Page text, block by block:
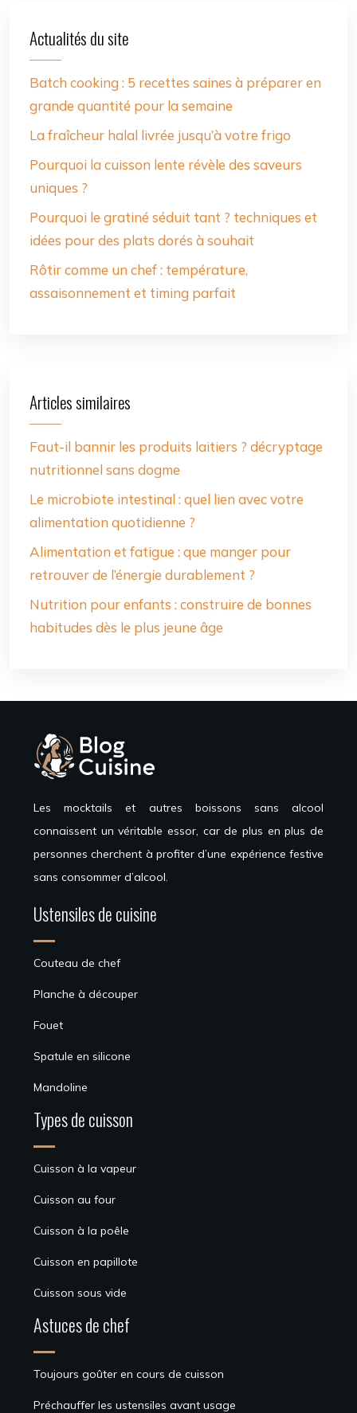
Actualités du site
Batch cooking : 5 recettes saines à préparer en
grande quantité pour la semaine
La fraîcheur halal livrée jusqu’à votre frigo
Pourquoi la cuisson lente révèle des saveurs
uniques ?
Pourquoi le gratiné séduit tant ? techniques et
idées pour des plats dorés à souhait
Rôtir comme un chef : température,
assaisonnement et timing parfait
Articles similaires
Faut-il bannir les produits laitiers ? décryptage
nutritionnel sans dogme
Le microbiote intestinal : quel lien avec votre
alimentation quotidienne ?
Alimentation et fatigue : que manger pour
retrouver de l’énergie durablement ?
Nutrition pour enfants : construire de bonnes
habitudes dès le plus jeune âge
Les mocktails et autres boissons sans alcool
connaissent un véritable essor, car de plus en plus de
personnes cherchent à profiter d’une expérience festive
sans consommer d’alcool.
Ustensiles de cuisine
Couteau de chef
Planche à découper
Fouet
Spatule en silicone
Mandoline
Types de cuisson
Cuisson à la vapeur
Cuisson au four
Cuisson à la poêle
Cuisson en papillote
Cuisson sous vide
Astuces de chef
Toujours goûter en cours de cuisson
Préchauffer les ustensiles avant usage